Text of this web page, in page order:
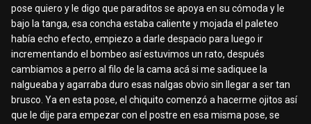
pose quiero y le digo que paraditos se apoya en su cómoda y le
bajo la tanga, esa concha estaba caliente y mojada el paleteo
había echo efecto, empiezo a darle despacio para luego ir
incrementando el bombeo así estuvimos un rato, después
cambiamos a perro al filo de la cama acá si me sadiquee la
nalgueaba y agarraba duro esas nalgas obvio sin llegar a ser tan
brusco. Ya en esta pose, el chiquito comenzó a hacerme ojitos así
que le dije para empezar con el postre en esa misma pose, se